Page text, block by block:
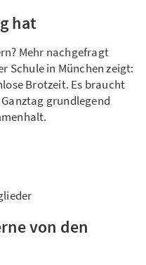
hat
Mehr nachgefragt
Schule in München zeigt:
Brotzeit. Es braucht
grundlegend
von den